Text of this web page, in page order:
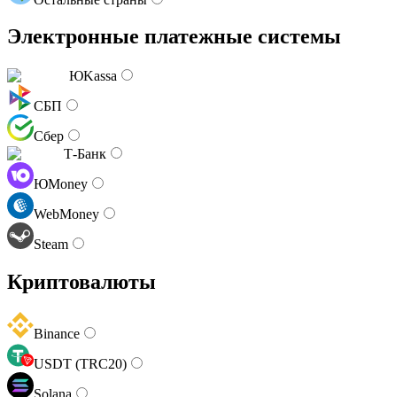
Электронные платежные системы
ЮKassa
СБП
Сбер
Т-Банк
ЮMoney
WebMoney
Steam
Криптовалюты
Binance
USDT (TRC20)